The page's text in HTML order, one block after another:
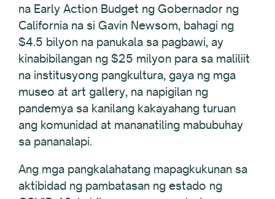
na Early Action Budget ng Gobernador ng
California na si Gavin Newsom, bahagi ng
$4.5 bilyon na panukala sa pagbawi, ay
kinabibilangan ng $25 milyon para sa maliliit
na institusyong pangkultura, gaya ng mga
museo at art gallery, na napigilan ng
pandemya sa kanilang kakayahang turuan
ang komunidad at mananatiling mabubuhay
sa pananalapi.
Ang mga pangkalahatang mapagkukunan sa
aktibidad ng pambatasan ng estado ng